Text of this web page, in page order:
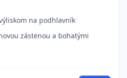
na podhlavník
zástenou a bohatými